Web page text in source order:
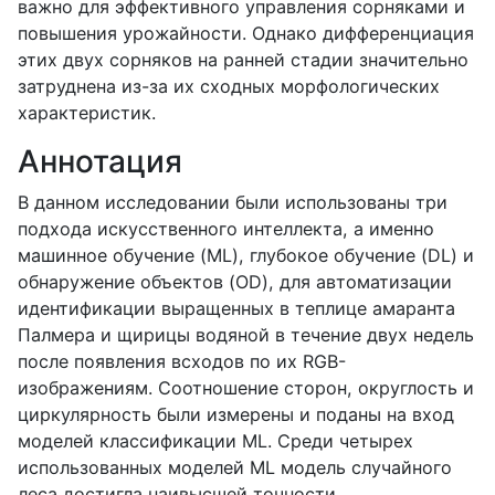
важно для эффективного управления сорняками и
повышения урожайности. Однако дифференциация
этих двух сорняков на ранней стадии значительно
затруднена из-за их сходных морфологических
характеристик.
Аннотация
В данном исследовании были использованы три
подхода искусственного интеллекта, а именно
машинное обучение (ML), глубокое обучение (DL) и
обнаружение объектов (OD), для автоматизации
идентификации выращенных в теплице амаранта
Палмера и щирицы водяной в течение двух недель
после появления всходов по их RGB-
изображениям. Соотношение сторон, округлость и
циркулярность были измерены и поданы на вход
моделей классификации ML. Среди четырех
использованных моделей ML модель случайного